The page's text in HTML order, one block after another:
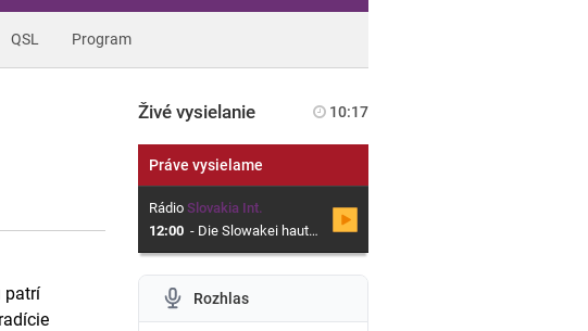
QSL Program
patrí
Živé vysielanie 10:17
Práve vysielame
RádioSlovakia Int.
12:00 - Die Slowakei hautnah, Magazin über die Slowakei in deutscher Sprache
Rozhlas